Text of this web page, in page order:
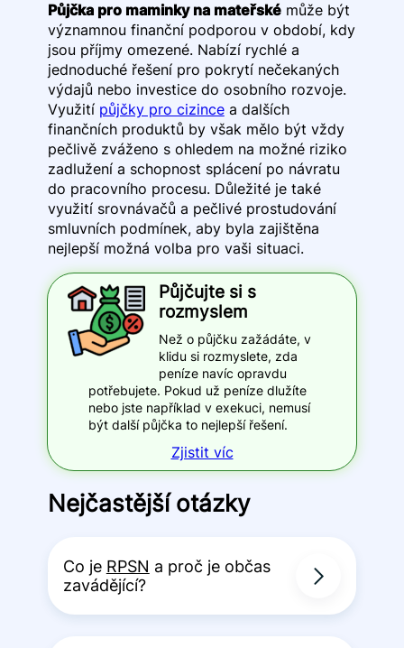
Půjčka pro maminky na mateřskémůže být
významnou finanční podporou v období, kdy
jsou příjmy omezené. Nabízí rychlé a
jednoduché řešení pro pokrytí nečekaných
výdajů nebo investice do osobního rozvoje.
Využití půjčky pro cizincea dalších
finančních produktů by však mělo být vždy
pečlivě zváženo s ohledem na možné riziko
zadlužení a schopnost splácení po návratu
do pracovního procesu. Důležité je také
využití srovnávačů a pečlivé prostudování
smluvních podmínek, aby byla zajištěna
nejlepší možná volba pro vaši situaci.
Půjčujte si s
rozmyslem
Než o půjčku zažádáte, v
klidu si rozmyslete, zda
peníze navíc opravdu
potřebujete. Pokud už peníze dlužíte
nebo jste například v exekuci, nemusí
být další půjčka to nejlepší řešení.
Zjistit víc
Nejčastější otázky
Co je RPSN a proč je občas
zavádějící?